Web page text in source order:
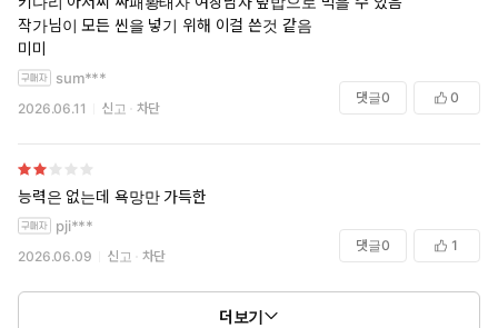
작가님이 모든 씬을 넣기 위해 이걸 쓴것 같음
미미
sum***
2026.06.11 신고 차단
댓글0 0
능력은 없는데 욕망만 가득한
pji***
2026.06.09 신고 차단
댓글0 1
더보기